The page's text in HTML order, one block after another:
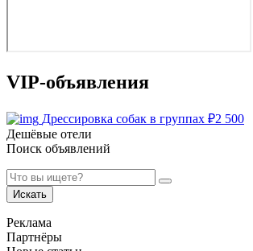
VIP-объявления
Дрессировка собак в группах ₽2 500
Дешёвые отели
Поиск объявлений
Искать
Реклама
Партнёры